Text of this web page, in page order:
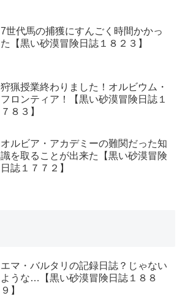
7世代馬の捕獲にすんごく時間かかっ
た【黒い砂漠冒険日誌１８２３】
狩猟授業終わりました！オルビウム・
フロンティア！【黒い砂漠冒険日誌１
７８３】
オルビア・アカデミーの難関だった知
識を取ることが出来た【黒い砂漠冒険
日誌１７７２】
エマ・バルタリの記録日誌？じゃない
ような…【黒い砂漠冒険日誌１８８
９】